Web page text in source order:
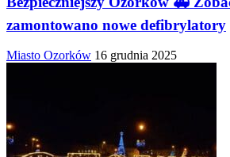
zamontowano nowe defibrylatory
Miasto Ozorków 16 grudnia 2025